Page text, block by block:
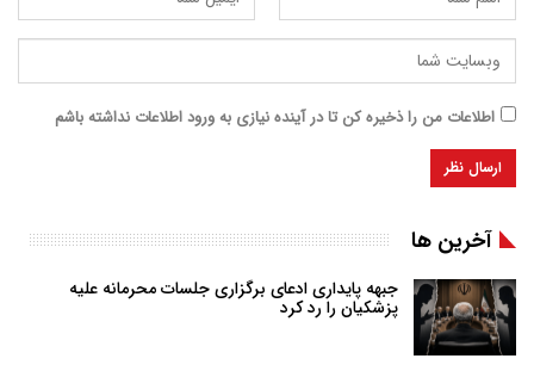
اطلاعات من را ذخیره کن تا در آینده نیازی به ورود اطلاعات نداشته باشم
آخرین ها
جبهه پایداری ادعای برگزاری جلسات محرمانه علیه
پزشکیان را رد کرد